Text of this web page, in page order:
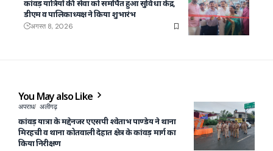
कांवड़ यात्रियों की सेवा को समर्पित हुआ सुविधा केंद्र,
डीएम व पालिकाध्यक्ष ने किया शुभारंभ
अगस्त 8, 2026
You May also Like
अपराध अलीगढ़
कांवड़ यात्रा के मद्देनजर एएसपी श्वेताभ पाण्डेय ने थाना
मिरहची व थाना कोतवाली देहात क्षेत्र के कांवड़ मार्ग का
किया निरीक्षण